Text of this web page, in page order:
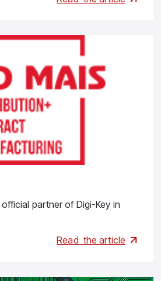
partner of Digi-Key in
Read the article